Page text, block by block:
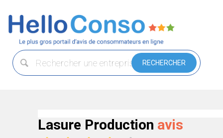
Lasure Production avis